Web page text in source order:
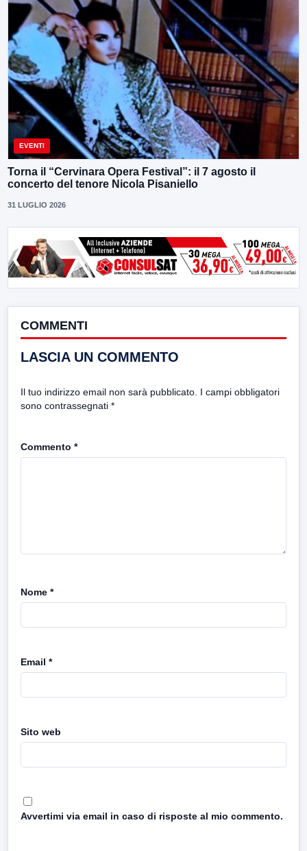
EVENTI
Torna il “Cervinara Opera Festival”: il 7 agosto il
concerto del tenore Nicola Pisaniello
31 LUGLIO 2026
COMMENTI
LASCIA UN COMMENTO
Il tuo indirizzo email non sarà pubblicato. I campi obbligatori
sono contrassegnati *
Commento *
Nome *
Email *
Sito web
Avvertimi via email in caso di risposte al mio commento.